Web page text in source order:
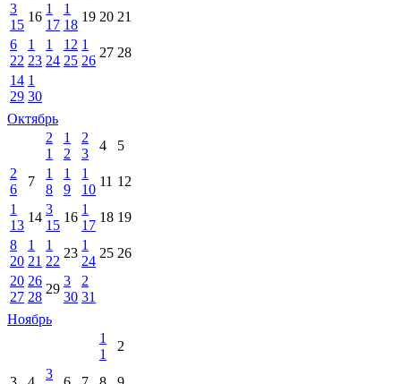
3
15
16
1
17
1
18
19 20 21
6
22
1
23
1
24
12
25
1
26
27 28
14
29
1
30
Октябрь
2
1
1
2
2
3
4
5
2
6
7
1
8
1
9
1
10
11 12
1
13
14
3
15
16
1
17
18 19
8
20
1
21
1
22
23
1
24
25 26
20
27
26
28
29
3
30
2
31
Ноябрь
1
1
2
3